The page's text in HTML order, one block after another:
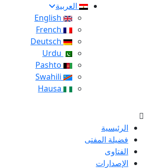
العربية
الرئيسية
فضيلة المفتى
الفتاوى
الإصدارات